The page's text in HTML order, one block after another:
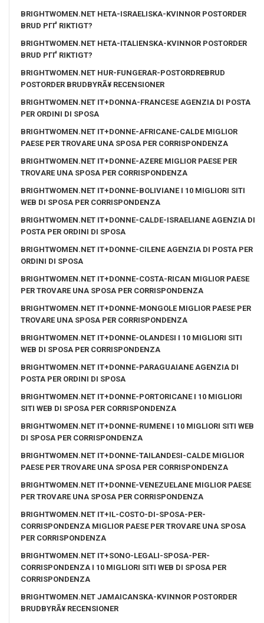
BRIGHTWOMEN.NET HETA-ISRAELISKA-KVINNOR POSTORDER
BRUD PГҐ RIKTIGT?
BRIGHTWOMEN.NET HETA-ITALIENSKA-KVINNOR POSTORDER
BRUD PГҐ RIKTIGT?
BRIGHTWOMEN.NET HUR-FUNGERAR-POSTORDREBRUD
POSTORDER BRUDBYRÃ¥ RECENSIONER
BRIGHTWOMEN.NET IT+DONNA-FRANCESE AGENZIA DI POSTA
PER ORDINI DI SPOSA
BRIGHTWOMEN.NET IT+DONNE-AFRICANE-CALDE MIGLIOR
PAESE PER TROVARE UNA SPOSA PER CORRISPONDENZA
BRIGHTWOMEN.NET IT+DONNE-AZERE MIGLIOR PAESE PER
TROVARE UNA SPOSA PER CORRISPONDENZA
BRIGHTWOMEN.NET IT+DONNE-BOLIVIANE I 10 MIGLIORI SITI
WEB DI SPOSA PER CORRISPONDENZA
BRIGHTWOMEN.NET IT+DONNE-CALDE-ISRAELIANE AGENZIA DI
POSTA PER ORDINI DI SPOSA
BRIGHTWOMEN.NET IT+DONNE-CILENE AGENZIA DI POSTA PER
ORDINI DI SPOSA
BRIGHTWOMEN.NET IT+DONNE-COSTA-RICAN MIGLIOR PAESE
PER TROVARE UNA SPOSA PER CORRISPONDENZA
BRIGHTWOMEN.NET IT+DONNE-MONGOLE MIGLIOR PAESE PER
TROVARE UNA SPOSA PER CORRISPONDENZA
BRIGHTWOMEN.NET IT+DONNE-OLANDESI I 10 MIGLIORI SITI
WEB DI SPOSA PER CORRISPONDENZA
BRIGHTWOMEN.NET IT+DONNE-PARAGUAIANE AGENZIA DI
POSTA PER ORDINI DI SPOSA
BRIGHTWOMEN.NET IT+DONNE-PORTORICANE I 10 MIGLIORI
SITI WEB DI SPOSA PER CORRISPONDENZA
BRIGHTWOMEN.NET IT+DONNE-RUMENE I 10 MIGLIORI SITI WEB
DI SPOSA PER CORRISPONDENZA
BRIGHTWOMEN.NET IT+DONNE-TAILANDESI-CALDE MIGLIOR
PAESE PER TROVARE UNA SPOSA PER CORRISPONDENZA
BRIGHTWOMEN.NET IT+DONNE-VENEZUELANE MIGLIOR PAESE
PER TROVARE UNA SPOSA PER CORRISPONDENZA
BRIGHTWOMEN.NET IT+IL-COSTO-DI-SPOSA-PER-
CORRISPONDENZA MIGLIOR PAESE PER TROVARE UNA SPOSA
PER CORRISPONDENZA
BRIGHTWOMEN.NET IT+SONO-LEGALI-SPOSA-PER-
CORRISPONDENZA I 10 MIGLIORI SITI WEB DI SPOSA PER
CORRISPONDENZA
BRIGHTWOMEN.NET JAMAICANSKA-KVINNOR POSTORDER
BRUDBYRÃ¥ RECENSIONER